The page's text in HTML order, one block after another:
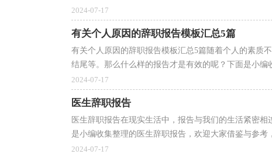
2024-07-17
有关个人原因的辞职报告模板汇总5篇
有关个人原因的辞职报告模板汇总5篇随着个人的素质
结尾等。那么什么样的报告才是有效的呢？下面是小编
2024-07-17
医生辞职报告
医生辞职报告在现实生活中，报告与我们的生活紧密
是小编收集整理的医生辞职报告，欢迎大家借鉴与参考
2024-07-17